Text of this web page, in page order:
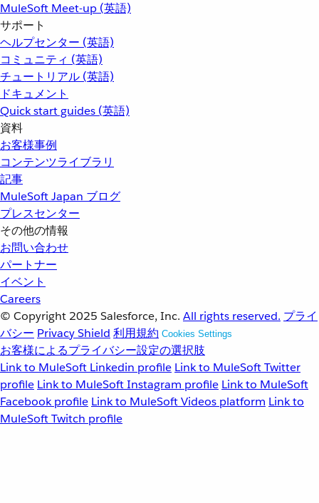
MuleSoft Meet-up (英語)
サポート
ヘルプセンター (英語)
コミュニティ (英語)
チュートリアル (英語)
ドキュメント
Quick start guides (英語)
資料
お客様事例
コンテンツライブラリ
記事
MuleSoft Japan ブログ
プレスセンター
その他の情報
お問い合わせ
パートナー
イベント
Careers
© Copyright 2025 Salesforce, Inc. All rights reserved. プライ
バシー Privacy Shield 利用規約 Cookies Settings
お客様によるプライバシー設定の選択肢
Link to MuleSoft Linkedin profile Link to MuleSoft Twitter
profile Link to MuleSoft Instagram profile Link to MuleSoft
Facebook profile Link to MuleSoft Videos platform Link to
MuleSoft Twitch profile